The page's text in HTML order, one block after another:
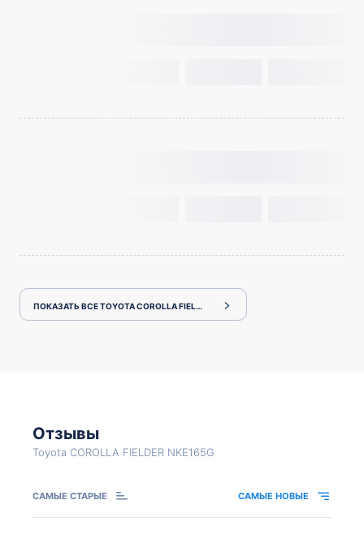
ПОКАЗАТЬ ВСЕ TOYOTA COROLLA FIELDER NKE165G
Отзывы
Toyota COROLLA FIELDER NKE165G
САМЫЕ СТАРЫЕ САМЫЕ НОВЫЕ